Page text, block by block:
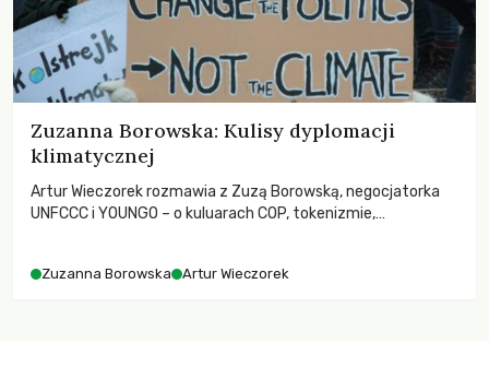
Zuzanna Borowska: Kulisy dyplomacji
klimatycznej
Artur Wieczorek rozmawia z Zuzą Borowską, negocjatorka
UNFCCC i YOUNGO – o kuluarach COP, tokenizmie,
Zuzanna Borowska Artur Wieczorek